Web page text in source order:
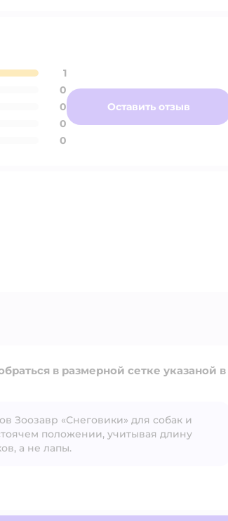
1
0
0
0
0
Оставить отзыв
указаной в
Зоозавр «Снеговики» для собак и
положении, учитывая длину
а не лапы.